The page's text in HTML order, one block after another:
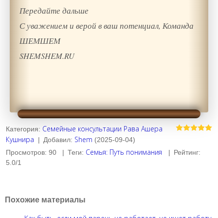
Передайте дальше
С уважением и верой в ваш потенциал, Команда
ШЕМШЕМ
SHEMSHEM.RU
Категория: Семейные консультации Рава Ашера
Кушнира
| Добавил: Shem (2025-09-04)
Просмотров: 90 | Теги: Семья: Путь понимания | Рейтинг:
5.0/1
Похожие материалы